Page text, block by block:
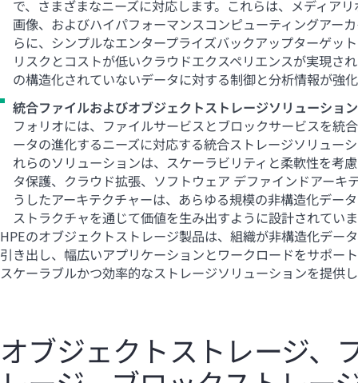
で、さまざまなニーズに対応します。これらは、メディア
画像、およびハイパフォーマンスコンピューティングアー
らに、シンプルなエンタープライズバックアップターゲッ
リスクとコストが低いクラウドエクスペリエンスが実現さ
の構造化されていないデータに対する制御と分析情報が強
統合ファイルおよびオブジェクトストレージソリューショ
フォリオには、ファイルサービスとブロックサービスを統
ータの進化するニーズに対応する統合ストレージソリュー
れらのソリューションは、スケーラビリティと柔軟性を考
タ保護、クラウド拡張、ソフトウェア デファインドアーキ
うしたアーキテクチャーは、あらゆる規模の非構造化デー
ストラクチャを通じて価値を生み出すように設計されてい
HPEのオブジェクトストレージ製品は、組織が非構造化デー
引き出し、幅広いアプリケーションとワークロードをサポー
スケーラブルかつ効率的なストレージソリューションを提供
オブジェクトストレージ、